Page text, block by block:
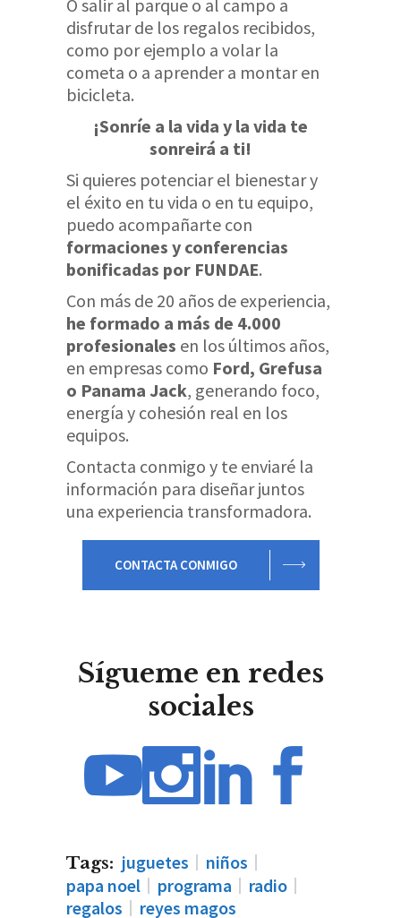
O salir al parque o al campo a
disfrutar de los regalos recibidos,
como por ejemplo a volar la
cometa o a aprender a montar en
bicicleta.
¡Sonríe a la vida y la vida te
sonreirá a ti!
Si quieres potenciar el bienestar y
el éxito en tu vida o en tu equipo,
puedo acompañarte con
formaciones y conferencias
bonificadas por FUNDAE.
Con más de 20 años de experiencia,
he formado a más de 4.000
profesionales en los últimos años,
en empresas como Ford, Grefusa
o Panama Jack, generando foco,
energía y cohesión real en los
equipos.
Contacta conmigo y te enviaré la
información para diseñar juntos
una experiencia transformadora.
CONTACTA CONMIGO
Sígueme en redes
sociales
Tags: juguetes
niños
papa noel
programa
radio
regalos
reyes magos